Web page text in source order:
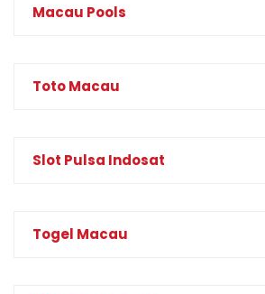
Macau Pools
Toto Macau
Slot Pulsa Indosat
Togel Macau